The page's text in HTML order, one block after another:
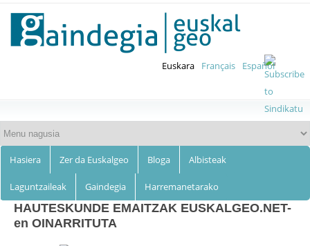
main
content
Euskalgeo
Euskara Français Español
Hasiera Zer da Euskalgeo Bloga Albisteak
Laguntzaileak Gaindegia Harremanetarako
HAUTESKUNDE EMAITZAK EUSKALGEO.NET-
en OINARRITUTA